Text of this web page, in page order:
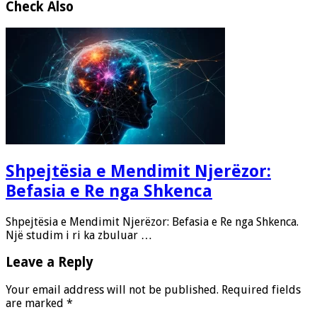
Check Also
Shpejtësia e Mendimit Njerëzor:
Befasia e Re nga Shkenca
Shpejtësia e Mendimit Njerëzor: Befasia e Re nga Shkenca.
Një studim i ri ka zbuluar …
Leave a Reply
Your email address will not be published. Required fields
are marked *